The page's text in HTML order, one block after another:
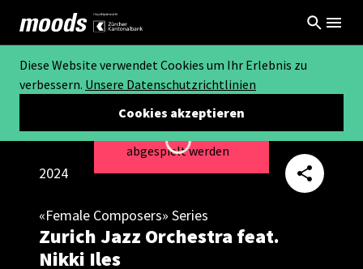
Diese Website verwendet Cookies um Ihr Erlebnis zu
verbessern. Unsere Datenschutzrichtlinien
Cookies akzeptieren
Dieses Video kann nicht
abgespielt werden
Loading...
2024
Zurich Jazz Orchestra feat.
Nikki Iles
«Female Composers» Series